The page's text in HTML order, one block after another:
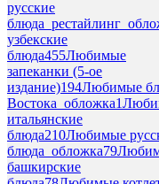
русские
узбекские
блюда455Любимые
запеканки (5-ое
издание)194Любимые
Востока_обложка1
итальянские
блюда210Любимые
блюда_обложка79
башкирские